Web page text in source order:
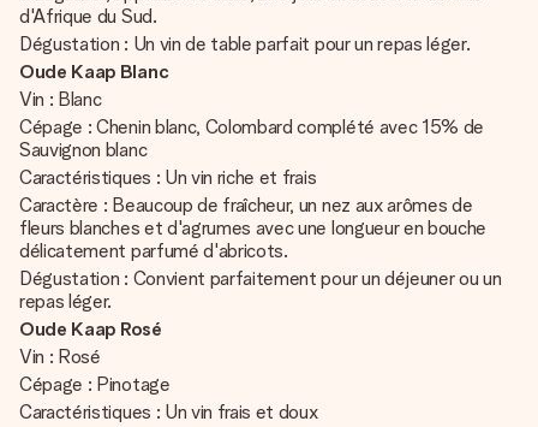
d'Afrique du Sud.
Dégustation : Un vin de table parfait pour un repas léger.
Oude Kaap Blanc
Vin : Blanc
Cépage : Chenin blanc, Colombard complété avec 15% de
Sauvignon blanc
Caractéristiques : Un vin riche et frais
Caractère : Beaucoup de fraîcheur, un nez aux arômes de
fleurs blanches et d'agrumes avec une longueur en bouche
délicatement parfumé d'abricots.
Dégustation : Convient parfaitement pour un déjeuner ou un
repas léger.
Oude Kaap Rosé
Vin : Rosé
Cépage : Pinotage
Caractéristiques : Un vin frais et doux